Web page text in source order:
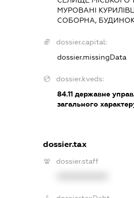
МУРОВАНІ
СОБОРНА, БУДИНОК
dossier.capital:
dossier.missingData
dossier.kveds:
84.11державне
загального
dossier.tax
dossier.staff